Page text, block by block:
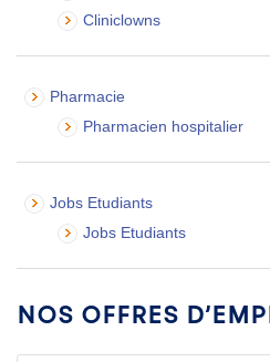
Cliniclowns
Pharmacie
Pharmacien hospitalier
Jobs Etudiants
Jobs Etudiants
Nos offres